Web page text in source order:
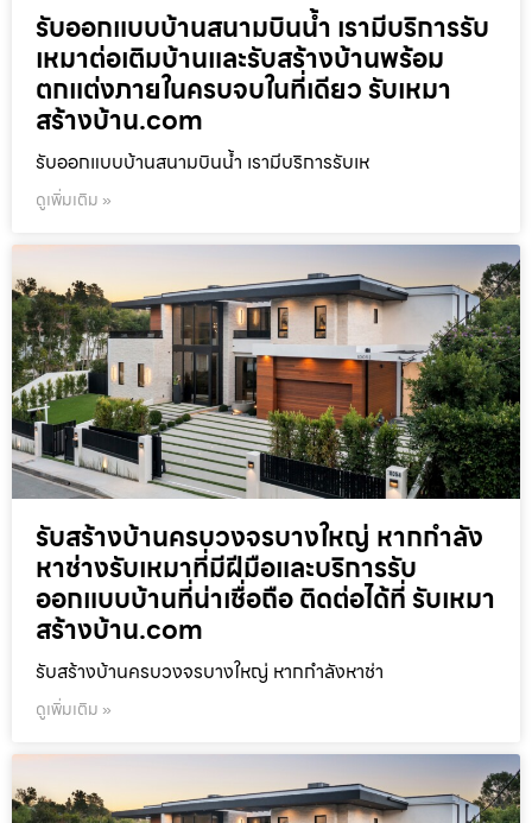
รับออกแบบบ้านสนามบินน้ำ เรามีบริการรับ
เหมาต่อเติมบ้านและรับสร้างบ้านพร้อม
ตกแต่งภายในครบจบในที่เดียว รับเหมา
สร้างบ้าน.com
รับออกแบบบ้านสนามบินน้ำ เรามีบริการรับเห
ดูเพิ่มเติม »
รับสร้างบ้านครบวงจรบางใหญ่ หากกำลัง
หาช่างรับเหมาที่มีฝีมือและบริการรับ
ออกแบบบ้านที่น่าเชื่อถือ ติดต่อได้ที่ รับเหมา
สร้างบ้าน.com
รับสร้างบ้านครบวงจรบางใหญ่ หากกำลังหาช่า
ดูเพิ่มเติม »